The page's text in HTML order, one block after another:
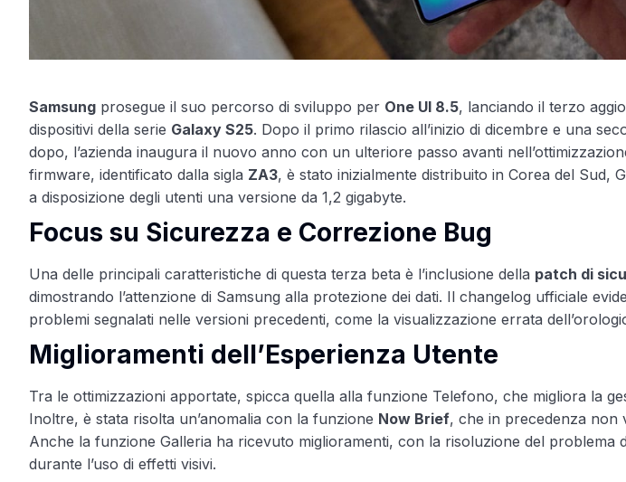
Samsung prosegue il suo percorso di sviluppo per One UI 8.5, lanciando il terzo
dispositivi della serie Galaxy S25. Dopo il primo rilascio all’inizio di dicembre e una
dopo, l’azienda inaugura il nuovo anno con un ulteriore passo avanti
firmware, identificato dalla sigla ZA3, è stato inizialmente distribuito in Corea del Sud,
a disposizione degli utenti una versione da 1,2 gigabyte.
Focus su Sicurezza e Correzione Bug
Una delle principali caratteristiche di questa terza beta è l’inclusione della patch di
dimostrando l’attenzione di Samsung alla protezione dei dati. Il changelog ufficiale
problemi segnalati nelle versioni precedenti, come la visualizzazione errata
Miglioramenti dell’Esperienza Utente
Tra le ottimizzazioni apportate, spicca quella alla funzione Telefono, che migliora la
Inoltre, è stata risolta un’anomalia con la funzione Now Brief, che in precedenza non
Anche la funzione Galleria ha ricevuto miglioramenti, con la risoluzione del problema
durante l’uso di effetti visivi.